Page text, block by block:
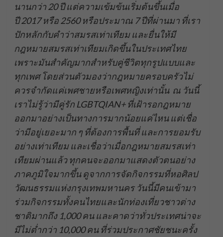
นานกว่า 20 ปี แต่ความเข้มข้นเริ่มต้นขึ้นเมื่อ
ปี 2017 หรือ 2560 หรือประมาณ 7 ปีที่ผ่านมา ที่เรา
ปักหลักกับคำว่าสมรสเท่าเทียม และยื่นให้มี
กฎหมายสมรสเท่าเทียมเกิดขึ้นในประเทศไทย
เพราะมันสำคัญมากสำหรับคู่ชีวิตทุกรูปแบบและ
ทุกเพศ โดยส่วนตัวมองว่ากฎหมายครอบครัวไม่
ควรจำกัดแค่เพศชายหรือเพศหญิงเท่านั้น ณ วันนี้
เราไม่รู้ว่ามีคู่รัก LGBTQIAN+ ที่เฝ้ารอกฎหมาย
ออกมาอย่างเป็นทางการมากน้อยแค่ไหน แต่เชื่อ
ว่ามีอยู่เยอะมาก ๆ ที่ต้องการพื้นที่ และการยอมรับ
อย่างเท่าเทียม และเชื่อว่าเมื่อกฎหมายสมรสเท่า
เทียมผ่านแล้ว ทุกคนจะออกมาแสดงตัวตนอย่าง
ภาคภูมิใจมากขึ้น ดูจากการจัดกิจกรรมที่หอศิลป
วัฒนธรรมแห่งกรุงเทพมหานคร วันนี้มีคนเข้ามา
ร่วมกิจกรรมทั้งคนไทยและนักท่องเที่ยวชาวต่าง
ชาติมากถึง 1,000 คน และคาดว่าทั่วประเทศน่าจะ
มีไม่ต่ำกว่า 10,000 คน ที่ร่วมประกาศชัยชนะครั้ง